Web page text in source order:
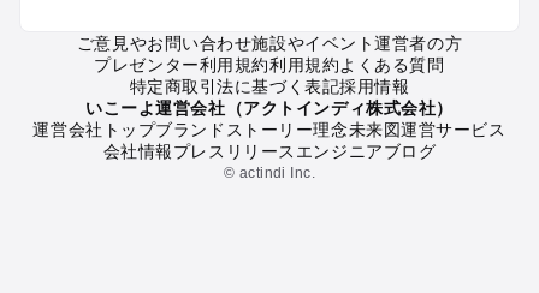
大井川・寸又峡・川根のプールお出かけ
静岡の定番お出かけスポット
静岡の遊園地
静岡の動物園
ご意見やお問い合わせ施設やイベント運営者の方
プレゼンター利用規約利用規約よくある質問
特定商取引法に基づく表記採用情報
いこーよ運営会社（アクトインディ株式会社）
運営会社トップブランドストーリー理念未来図運営サービス
会社情報プレスリリース エンジニアブログ
© actindi Inc.